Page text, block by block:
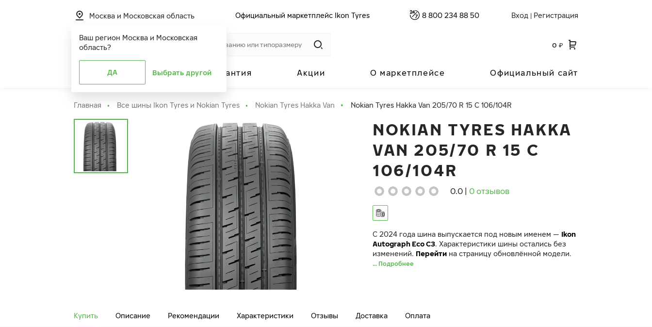
Ваш регион Москва и Московская
область?
ДА Выбрать другой
Москва и Московская область Официальный маркетплейс Ikon Tyres 8 800 234 88 50 Вход Регистрация
0 ₽
Расширенная гарантия Акции О маркетплейсе Официальный сайт
Главная Все шины Ikon Tyres и Nokian Tyres Nokian Tyres Hakka Van Nokian Tyres Hakka Van 205/70 R 15 C 106/104R
NOKIAN TYRES HAKKA
VAN 205/70 R 15 C
106/104R
0.0 0 отзывов
C 2024 года шина выпускается под новым именем — Ikon
Autograph Eco C3. Характеристики шины остались без
изменений. Перейти на страницу обновлённой модели.
... Подробнее
Купить Описание Рекомендации Характеристики Отзывы Доставка Оплата